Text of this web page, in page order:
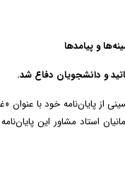
و پیامدها
و دانشجویان دفاع شد.
از پایان‌نامه خود با عنوان
استاد مشاور این